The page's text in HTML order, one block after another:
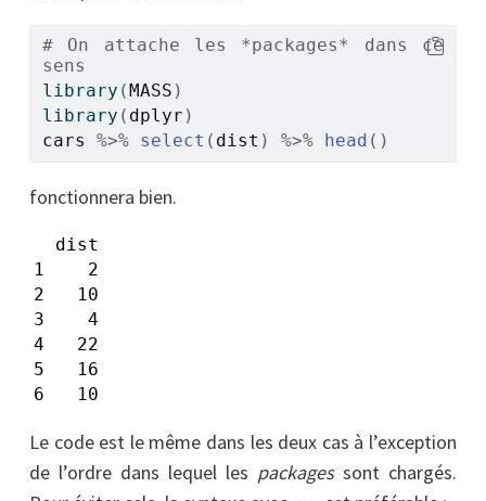
# On attache les *packages* dans ce
sens
library (MASS )
library ( dplyr )
cars
%>% select ( dist ) %>% head ( )
fonctionnera bien.
  dist
1    2
2   10
3    4
4   22
5   16
6   10
Le code est le même dans les deux cas à l’exception
de l’ordre dans lequel les packagessont chargés.